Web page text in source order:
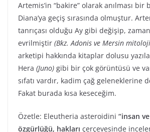
Artemis’in “bakire” olarak anılması bir
Diana’ya geçiş sırasında olmuştur.
tanrıçası olduğu Ay gibi değişip,
evrilmiştir (Bkz. Adonis ve Mersin
arketipi hakkında kitaplar dolusu
Hera (Juno) gibi bir çok görüntüsü ve
sıfatı vardır, kadim çağ geleneklerine
Fakat burada kısa keseceğim.
Özetle: Eleutheria asteroidini “insan
özgürlüğü, hakları çerçevesinde